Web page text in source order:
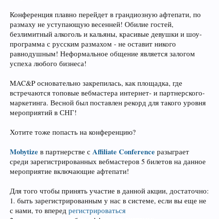
Конференция плавно перейдет в грандиозную афтепати, по
размаху не уступающую весенней! Обилие гостей,
безлимитный алкоголь и кальяны, красивые девушки и шоу-
программа с русским размахом - не оставит никого
равнодушным! Неформальное общение является залогом
успеха любого бизнеса!
MAC&P основательно закрепилась, как площадка, где
встречаются топовые вебмастера интернет- и партнерского-
маркетинга. Весной был поставлен рекорд для такого уровня
мероприятий в СНГ!
Хотите тоже попасть на конференцию?
Mobytize в партнерстве с Affiliate Conference разыграет
среди зарегистрированных вебмастеров 5 билетов на данное
мероприятие включающие афтепати!
Для того чтобы принять участие в данной акции, достаточно:
1. быть зарегистрированным у нас в системе, если вы еще не
с нами, то вперед регистрироваться